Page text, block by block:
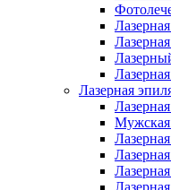
Лазерная
Мужская